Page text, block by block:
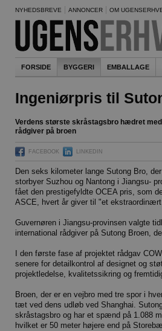
NYHEDSBREVE ANNONCER OM
FORSIDE BYGGERI EMBALLAGE
Ingeniørpris til
Verdens største skråstagsbro hædret
rådgiver på broen
FACEBOOK LINKEDIN
Den seks kilometer lange Sutong Bro,
storbyer Suzhou og Nantong i Jiangsu-
fået den prestigefyldte OCEA pris, som
ASCE, hvert år giver til "et
Guvernøren i Jiangsu-provinsen valgte
international rådgiver på Sutong Broen,
I den første fase af projektet rådgav
senere for detailkontrol af designet og
projektledelse, kvalitetssikring og
Broen, der er en vejbro med tre spor i
tæt ved dens udløb ved Shanghai.
skråstagsbro og har et spænd på 1.088
hvilket er 50 meter højere end på